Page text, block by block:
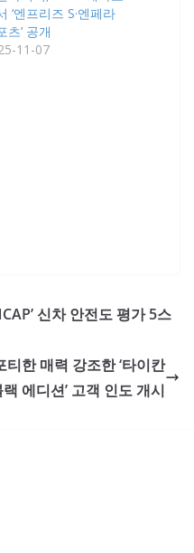
‘엔프리즈 S·엔페라
츠’ 공개
11-07
신차 안전도 평가 5스
한 매력 강조한 ‘타이칸
랙 에디션’ 고객 인도 개시